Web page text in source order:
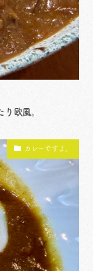
欧風。
カレーですよ。